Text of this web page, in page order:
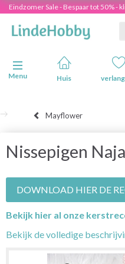
Eindzomer Sale - Bespaar tot 50% -
Navigatie in-/uitschakelen
Menu
Huis
Mayflower
Nissepigen Naja
DOWNLOAD HIER DE
Bekijk hier al onze
Bekijk de volledige